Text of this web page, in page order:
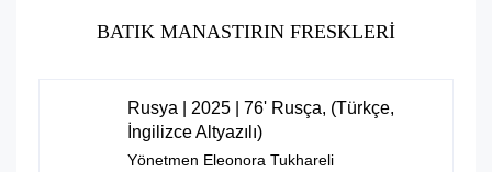
BATIK MANASTIRIN FRESKLERI
Rusya | 2025 | 76' Rusça, (Türkçe,
İngilizce Altyazılı)
Yönetmen Eleonora Tukhareli